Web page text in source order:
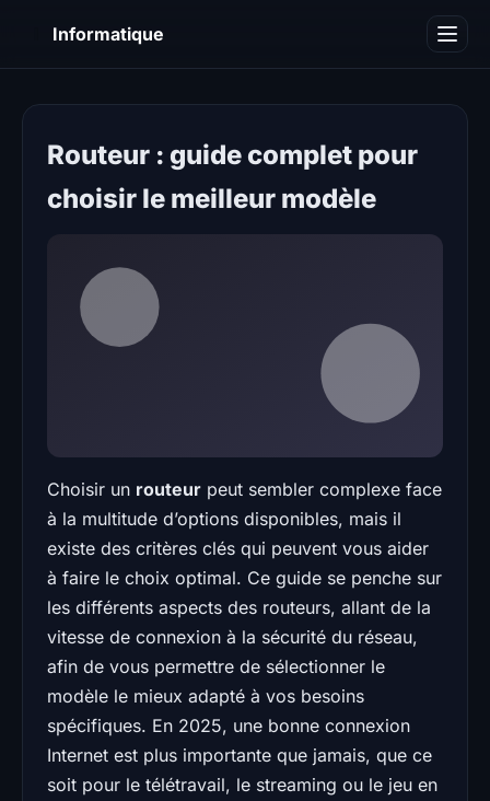
Informatique
Routeur : guide complet pour
choisir le meilleur modèle
Choisir un routeur peut sembler complexe face
à la multitude d’options disponibles, mais il
existe des critères clés qui peuvent vous aider
à faire le choix optimal. Ce guide se penche sur
les différents aspects des routeurs, allant de la
vitesse de connexion à la sécurité du réseau,
afin de vous permettre de sélectionner le
modèle le mieux adapté à vos besoins
spécifiques. En 2025, une bonne connexion
Internet est plus importante que jamais, que ce
soit pour le télétravail, le streaming ou le jeu en